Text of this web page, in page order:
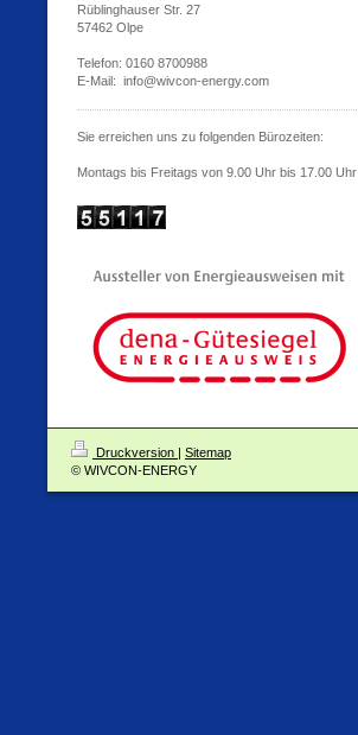
Rüblinghauser Str. 27
57462 Olpe
Telefon: 0160 8700988
E-Mail: info@wivcon-energy.com
Sie erreichen uns zu folgenden Bürozeiten:
Montags bis Freitags von 9.00 Uhr bis 17.00 Uhr
Druckversion | Sitemap
© WIVCON-ENERGY